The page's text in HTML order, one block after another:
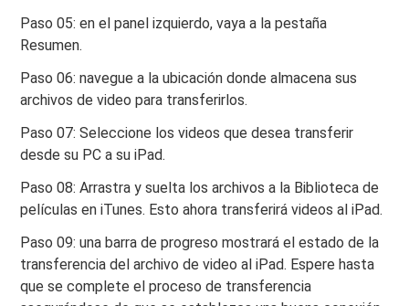
Paso 05: en el panel izquierdo, vaya a la pestaña
Resumen.
Paso 06: navegue a la ubicación donde almacena sus
archivos de video para transferirlos.
Paso 07: Seleccione los videos que desea transferir
desde su PC a su iPad.
Paso 08: Arrastra y suelta los archivos a la Biblioteca de
películas en iTunes. Esto ahora transferirá videos al iPad.
Paso 09: una barra de progreso mostrará el estado de la
transferencia del archivo de video al iPad. Espere hasta
que se complete el proceso de transferencia